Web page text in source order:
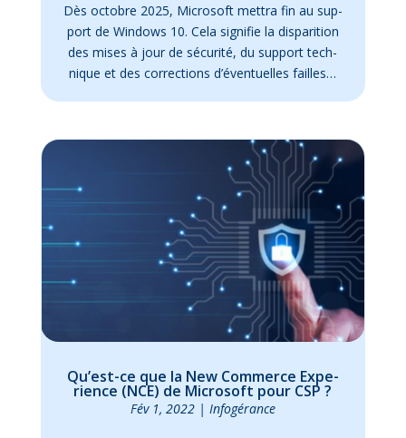
Dès oc­tobre 2025, Mi­cro­soft met­tra fin au sup­
port de Win­dows 10. Ce­la si­gni­fie la dis­pa­ri­tion
des mises à jour de sé­cu­ri­té, du sup­port tech­
nique et des cor­rec­tions d’é­ven­tuelles failles…
Qu’est-ce que la New Com­merce Ex­pe­
rience (NCE) de Mi­cro­soft pour CSP ?
Fév 1, 2022| In­fo­gé­rance